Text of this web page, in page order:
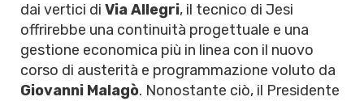
dai vertici di Via Allegri, il tecnico di Jesi
offrirebbe una continuità progettuale e una
gestione economica più in linea con il nuovo
corso di austerità e programmazione voluto da
Giovanni Malagò. Nonostante ciò, il Presidente